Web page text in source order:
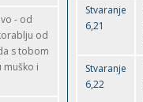
- od
od
s tobom
muško i
Stvaranje
6,21
Stvaranje
6,22